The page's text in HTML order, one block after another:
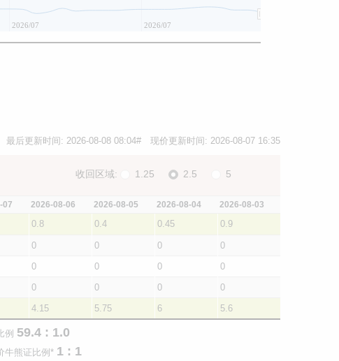
2026/07 2026/07
最后更新时间: 2026-08-08 08:04# 现价更新时间: 2026-08-07 16:35
收回区域: 1.25 2.5 5
07 2026-08-06 2026-08-05 2026-08-04 2026-08-03
0.8 0.4 0.45
0.9
0 0 0
0
0 0 0
0
0 0 0
0
4.15 5.75 6 5.6
例 59.4 : 1.0
牛熊证比例* 1 : 1